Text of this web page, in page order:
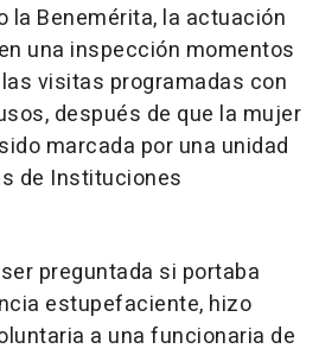
la Benemérita, la actuación
una inspección momentos
visitas programadas con
después de que la mujer
marcada por una unidad
de Instituciones
preguntada si portaba
estupefaciente, hizo
a una funcionaria de